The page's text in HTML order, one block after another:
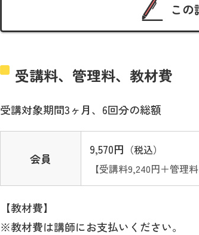
この
受講料、管理料、教材費
受講対象期間3ヶ月、6回分の総額
会員
9,570円 （税込）
【受講料9,240円＋管理料
【教材費】
※教材費は講師にお支払いください。